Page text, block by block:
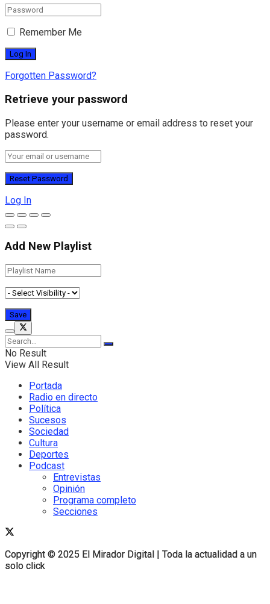
Copyright © 2025 El Mirador Digital | Toda la actualidad a un
solo click
Remember Me
Forgotten Password?
Retrieve your password
Please enter your username or email address to reset your
password.
Log In
Add New Playlist
No Result
View All Result
Portada
Radio en directo
Política
Sucesos
Sociedad
Cultura
Deportes
Podcast
Entrevistas
Opinión
Programa completo
Secciones
Copyright © 2025 El Mirador Digital | Toda la actualidad a un
solo click